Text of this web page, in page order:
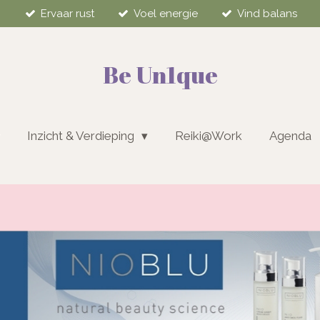
Ervaar rust Voel energie Vind balans
Be Un1que
Inzicht & Verdieping Reiki@Work Agenda